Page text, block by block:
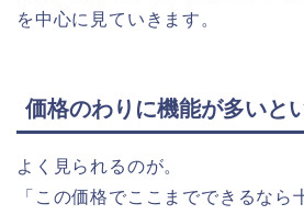
を中心に見ていきます。
価格のわりに機能が多いと
よく見られるのが。
「この価格でここまでできるなら